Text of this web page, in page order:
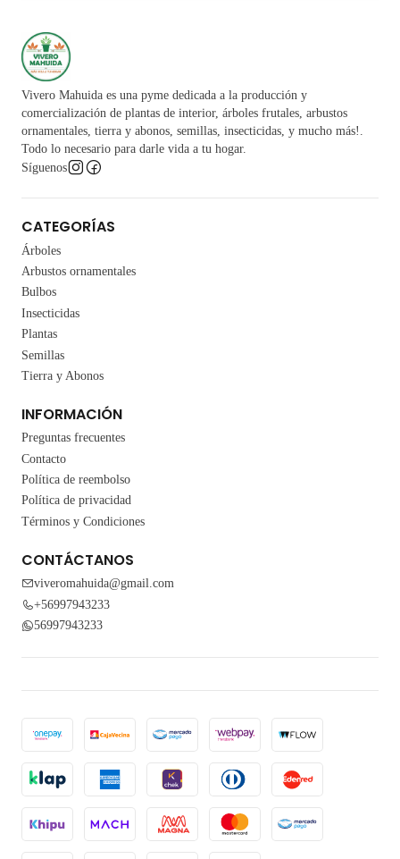
Vivero Mahuida es una pyme dedicada a la producción y
comercialización de plantas de interior, árboles frutales, arbustos
ornamentales, tierra y abonos, semillas, insecticidas, y mucho más!.
Todo lo necesario para darle vida a tu hogar.
Síguenos
CATEGORÍAS
Árboles
Arbustos ornamentales
Bulbos
Insecticidas
Plantas
Semillas
Tierra y Abonos
INFORMACIÓN
Preguntas frecuentes
Contacto
Política de reembolso
Política de privacidad
Términos y Condiciones
CONTÁCTANOS
viveromahuida@gmail.com
+56997943233
56997943233